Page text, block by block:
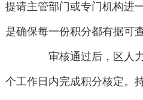
提请主管部门或专门机构进
是确保每一份积分都有据可
审核通过后，区人力
个工作日内完成积分核定。